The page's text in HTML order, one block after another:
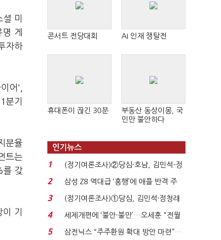
미
게
자하
어',
분기
분율
트는
를 갖
기
콘서트 전당대회 AI 인재 쟁탈전
휴대폰이 끊긴 30분
부동산 동상이몽, 국
민만 불안하다
인기뉴스
1
(정기여론조사)②당심·호남, 김민석-정
청래 '초접전'...
2
삼성 Z8 역대급 ‘흥행’에 애플 반격 주
목…9월 ‘폴...
3
(정기여론조사)①당심, 김민석·정청래
'초접전'…대통령 ...
4
세제개편에 ‘불안·불만’…오세훈 "전월
세 구하기 더 ...
5
삼전닉스 “주주환원 확대 방안 마련”…